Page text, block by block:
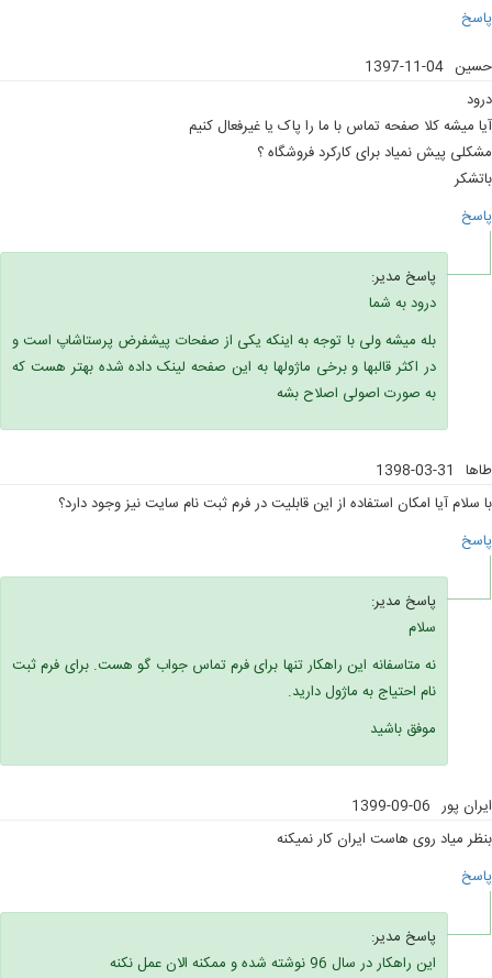
پاسخ
حسین 1397-11-04
درود
آیا میشه کلا صفحه تماس با ما را پاک یا غیرفعال کنیم
مشکلی پیش نمیاد برای کارکرد فروشگاه ؟
باتشکر
پاسخ
پاسخ مدیر:
درود به شما
بله میشه ولی با توجه به اینکه یکی از صفحات پیشفرض پرستاشاپ است و
در اکثر قالبها و برخی ماژولها به این صفحه لینک داده شده بهتر هست که
به صورت اصولی اصلاح بشه
طاها 1398-03-31
با سلام آیا امکان استفاده از این قابلیت در فرم ثبت نام سایت نیز وجود دارد؟
پاسخ
پاسخ مدیر:
سلام
نه متاسفانه این راهکار تنها برای فرم تماس جواب گو هست. برای فرم ثبت
نام احتیاج به ماژول دارید.
موفق باشید
ایران پور 1399-09-06
بنظر میاد روی هاست ایران کار نمیکنه
پاسخ
پاسخ مدیر:
این راهکار در سال 96 نوشته شده و ممکنه الان عمل نکنه